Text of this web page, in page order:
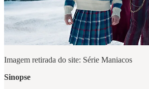
Imagem retirada do site: Série Maniacos
Sinopse